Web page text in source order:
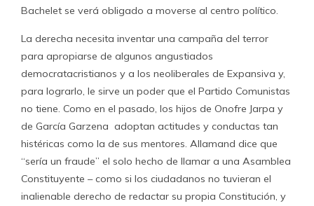
Bachelet se verá obligado a moverse al centro político.
La derecha necesita inventar una campaña del terror
para apropiarse de algunos angustiados
democratacristianos y a los neoliberales de Expansiva y,
para lograrlo, le sirve un poder que el Partido Comunistas
no tiene. Como en el pasado, los hijos de Onofre Jarpa y
de García Garzena adoptan actitudes y conductas tan
histéricas como la de sus mentores. Allamand dice que
“sería un fraude” el solo hecho de llamar a una Asamblea
Constituyente – como si los ciudadanos no tuvieran el
inalienable derecho de redactar su propia Constitución, y